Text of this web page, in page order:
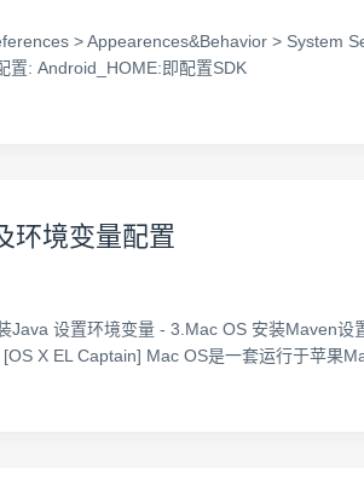
> Appearences&Behavior > System
置: Android_HOME:即配置SDK
环境变量配置
设置环境变量 - 3.Mac OS 安装Maven
X EL Captain] Mac OS是一套运行于苹果